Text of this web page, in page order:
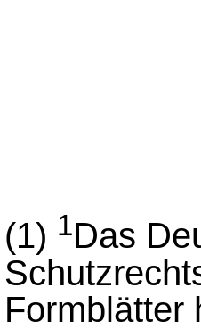
(1) 1Das
Formblätter